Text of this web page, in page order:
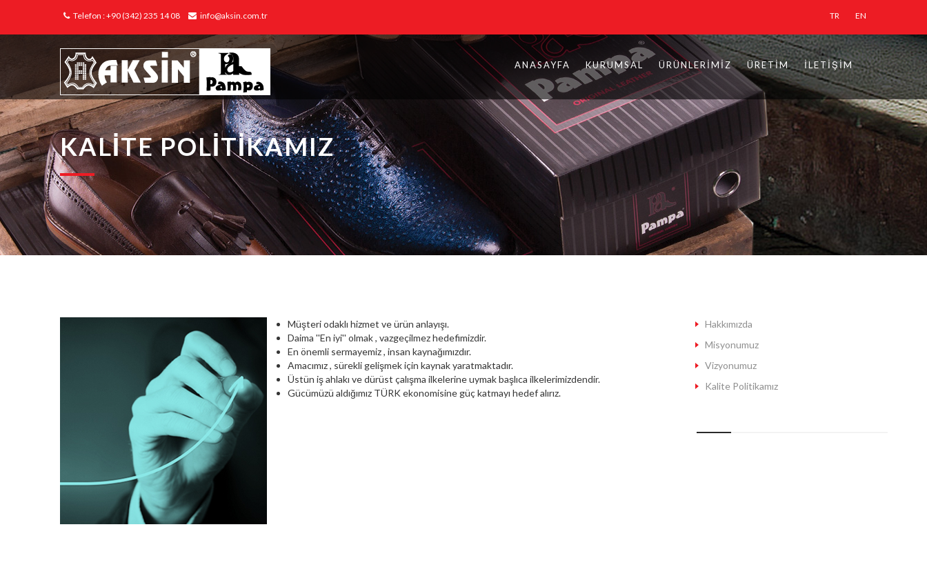
Telefon : +90 (342) 235 14 08 info@aksin.com.tr TR EN
ANASAYFA KURUMSAL ÜRÜNLERIMIZ ÜRETIM İLETIŞIM
KALITE POLITIKAMIZ
Müşteri odaklı hizmet ve ürün anlayışı.
Daima ''En iyi'' olmak , vazgeçilmez hedefimizdir.
En önemli sermayemiz , insan kaynağımızdır.
Amacımız , sürekli gelişmek için kaynak yaratmaktadır.
Üstün iş ahlakı ve dürüst çalışma ilkelerine uymak başlıca ilkelerimizdendir.
Gücümüzü aldığımız TÜRK ekonomisine güç katmayı hedef alırız.
Hakkımızda
Misyonumuz
Vizyonumuz
Kalite Politikamız